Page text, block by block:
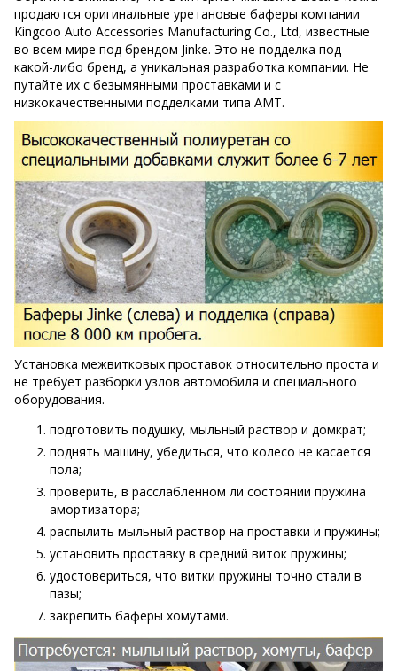
продаются оригинальные уретановые баферы компании
Kingcoo Auto Accessories Manufacturing Co., Ltd, известные
во всем мире под брендом Jinke. Это не подделка под
какой-либо бренд, а уникальная разработка компании. Не
путайте их с безымянными проставками и с
низкокачественными подделками типа AMT.
Установка межвитковых проставок относительно проста и
не требует разборки узлов автомобиля и специального
оборудования.
подготовить подушку, мыльный раствор и домкрат;
поднять машину, убедиться, что колесо не касается
пола;
проверить, в расслабленном ли состоянии пружина
амортизатора;
распылить мыльный раствор на проставки и пружины;
установить проставку в средний виток пружины;
удостовериться, что витки пружины точно стали в
пазы;
закрепить баферы хомутами.